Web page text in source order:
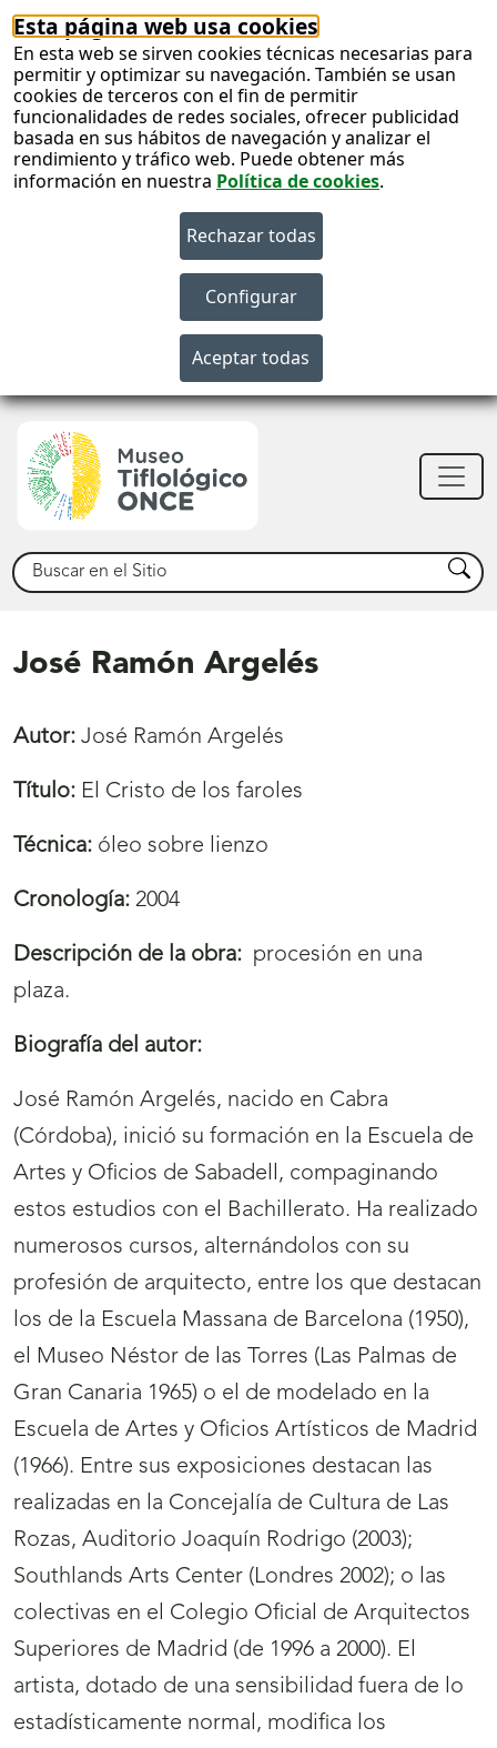
Esta página web usa cookies
En esta web se sirven cookies técnicas necesarias para
permitir y optimizar su navegación. También se usan
cookies de terceros con el fin de permitir
funcionalidades de redes sociales, ofrecer publicidad
basada en sus hábitos de navegación y analizar el
rendimiento y tráfico web. Puede obtener más
información en nuestra Política de cookies.
Buscar Buscar
José Ramón Argelés
Autor: José Ramón Argelés
Título: El Cristo de los faroles
Técnica: óleo sobre lienzo
Cronología: 2004
Descripción de la obra: procesión en una
plaza.
Biografía del autor:
José Ramón Argelés, nacido en Cabra
(Córdoba), inició su formación en la Escuela de
Artes y Oficios de Sabadell, compaginando
estos estudios con el Bachillerato. Ha realizado
numerosos cursos, alternándolos con su
profesión de arquitecto, entre los que destacan
los de la Escuela Massana de Barcelona (1950),
el Museo Néstor de las Torres (Las Palmas de
Gran Canaria 1965) o el de modelado en la
Escuela de Artes y Oficios Artísticos de Madrid
(1966). Entre sus exposiciones destacan las
realizadas en la Concejalía de Cultura de Las
Rozas, Auditorio Joaquín Rodrigo (2003);
Southlands Arts Center (Londres 2002); o las
colectivas en el Colegio Oficial de Arquitectos
Superiores de Madrid (de 1996 a 2000). El
artista, dotado de una sensibilidad fuera de lo
estadísticamente normal, modifica los